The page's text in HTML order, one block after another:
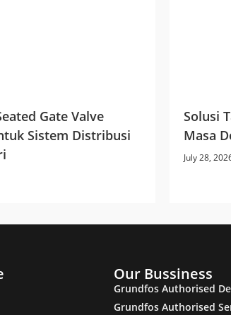
Gate Valve
Sistem Distribusi
Solusi
Masa
July 28,
Our Bussiness
Grundfos Authorised
Grundfos Authorised